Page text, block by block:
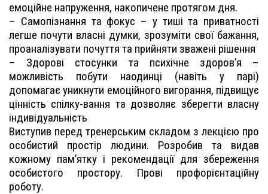
емоційне напруження, накопичене протягом дня.
– Самопізнання та фокус – у тиші та приватності
легше почути власні думки, зрозуміти свої бажання,
проаналізувати почуття та прийняти зважені рішення
– Здорові стосунки та психічне здоров’я –
можливість побути наодинці (навіть у парі)
допомагає уникнути емоційного вигорання, підвищує
цінність спілку-вання та дозволяє зберегти власну
індивідуальність
Виступив перед тренерським складом з лекцією про
особистий простір людини. Розробив та видав
кожному пам’ятку і рекомендації для збереження
особистого простору. Прові профорієнтаційну
роботу.